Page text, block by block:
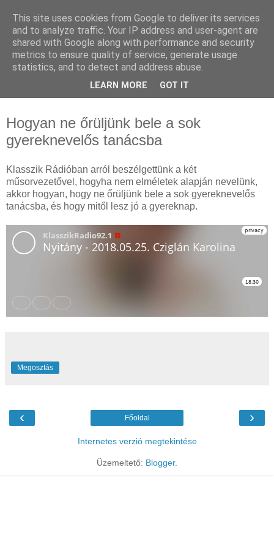
Pszichológiai Tanácsadás
Budapesten - Cziglán
Karolina pszichológus
Hogyan ne őrüljünk bele a sok
gyereknevelős tanácsba
Klasszik Rádióban arról beszélgettünk a két
műsorvezetővel, hogyha nem elméletek alapján nevelünk,
akkor hogyan, hogy ne őrüljünk bele a sok gyereknevelős
tanácsba, és hogy mitől lesz jó a gyereknap.
Megosztás
‹ ›
Főoldal
Internetes verzió megtekintése
Üzemeltető: Blogger.
This site uses cookies from Google to deliver its services
and to analyze traffic. Your IP address and user-agent are
shared with Google along with performance and security
metrics to ensure quality of service, generate usage
statistics, and to detect and address abuse.
LEARN MORE GOT IT